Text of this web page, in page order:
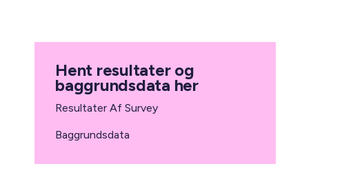
Hent resultater og
baggrundsdata her
Resultater Af Survey
Baggrundsdata